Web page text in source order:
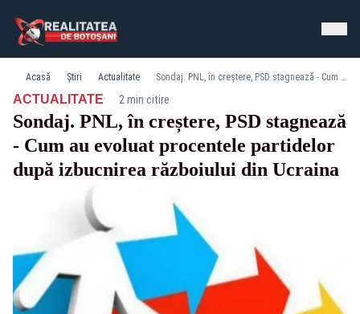
Acasă Știri Actualitate Sondaj. PNL, în creștere, PSD stagnează - Cum au evoluat procentele partidelor după izbucnirea războiului din Ucraina
ACTUALITATE· 2 min citire
Sondaj. PNL, în creștere, PSD stagnează
- Cum au evoluat procentele partidelor
după izbucnirea războiului din Ucraina